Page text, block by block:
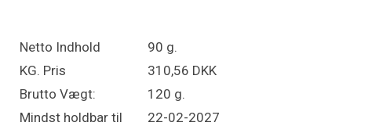
Netto Indhold
90 g.
KG. Pris
310,56 DKK
Brutto Vægt:
120 g.
Mindst holdbar til
22-02-2027